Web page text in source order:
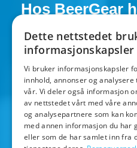
Hos BeerGear
Faktura, Utsett
Super service med
Henting av ordre 24/
Dette nettstedet
informasjonskapsler
Vi bruker informasjonskapsler
innhold, annonser og
vår. Vi deler også informasjon
av nettstedet vårt med våre
og analysepartnere som kan
med annen informasjon du har
eller som de har samlet inn fra